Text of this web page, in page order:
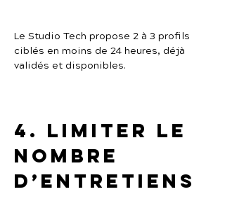
Le Studio Tech propose 2 à 3 profils
ciblés en moins de 24 heures, déjà
validés et disponibles.
4. Limiter le
nombre
d’entretiens